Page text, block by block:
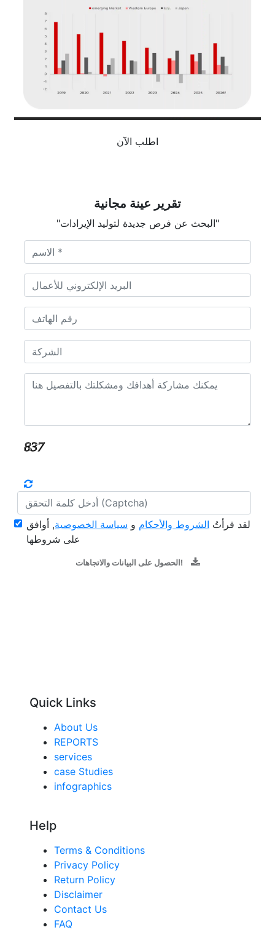
اطلب الآن
تقرير عينة مجانية
"البحث عن فرص جديدة لتوليد الإيرادات"
لقد قرأتُ الشروط والأحكام و سياسة الخصوصية, أوافق
على شروطها
الحصول على البيانات والاتجاهات!
Quick Links
About Us
REPORTS
services
case Studies
infographics
Help
Terms & Conditions
Privacy Policy
Return Policy
Disclaimer
Contact Us
FAQ